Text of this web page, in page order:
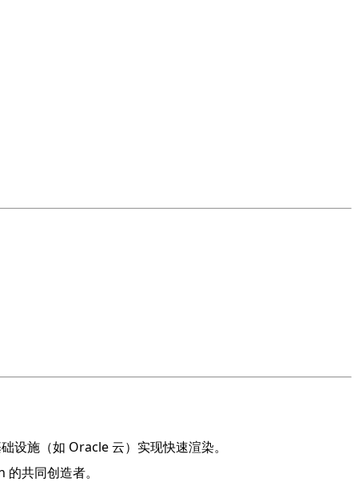
设施（如 Oracle 云）实现快速渲染。
共同创造者。